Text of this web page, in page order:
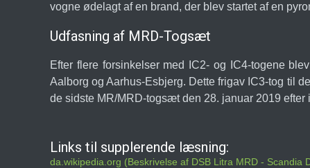
vogne ødelagt af en brand, der blev startet af en
Udfasning af MRD-Togsæt
Efter flere forsinkelser med IC2- og IC4-togene
Aalborg og Aarhus-Esbjerg. Dette frigav IC3-tog til
de sidste MR/MRD-togsæt den 28. januar 2019 efter
Links til supplerende læsning:
da.wikipedia.org (Beskrivelse af DSB Litra MRD - Scandia